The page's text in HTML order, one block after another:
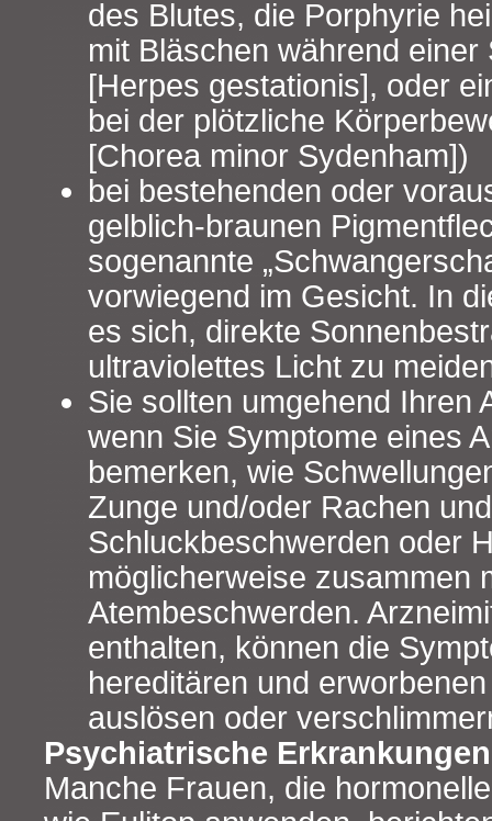
des Blutes, die Porphyrie
mit Bläschen während
[Herpes gestationis], oder
bei der plötzliche
[Chorea minor Sydenham])
bei bestehenden oder
gelblich-braunen
sogenannte
vorwiegend im Gesicht. In
es sich, direkte
ultraviolettes Licht zu
Sie sollten umgehend Ihren
wenn Sie Symptome eines
bemerken, wie
Zunge und/oder Rachen
Schluckbeschwerden oder
möglicherweise zusammen
Atembeschwerden.
enthalten, können die
hereditären und
auslösen oder
Psychiatrische
Manche Frauen, die